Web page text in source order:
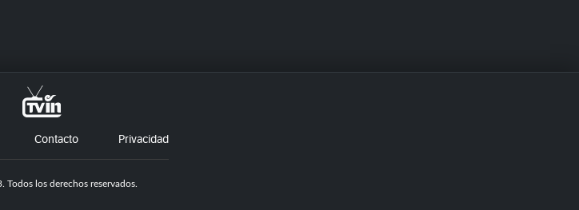
Contacto Privacidad
Todos los derechos reservados.